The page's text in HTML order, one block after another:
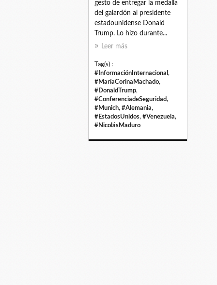
gesto de entregar la medalla
del galardón al presidente
estadounidense Donald
Trump. Lo hizo durante...
Leer más
Tag(s) :
#InformaciónInternacional ,
#MaríaCorinaMachado,
#DonaldTrump,
#ConferenciadeSeguridad,
#Munich, #Alemania,
#EstadosUnidos, #Venezuela,
#NicolásMaduro